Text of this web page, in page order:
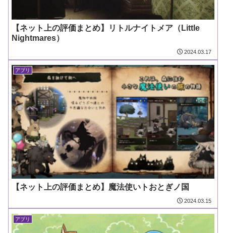
【ネット上の評価まとめ】リトルナイトメア（Little
Nightmares）
2024.03.17
アプリ
【ネット上の評価まとめ】魔法使いトおとぎノ国
2024.03.15
アプリ